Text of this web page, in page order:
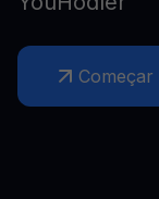
Começar